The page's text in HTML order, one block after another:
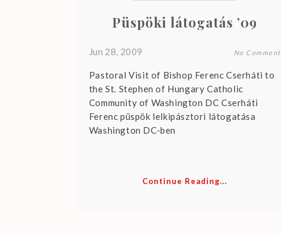
Püspöki látogatás ’09
Jun 28, 2009 No Comment
Pastoral Visit of Bishop Ferenc Cserháti to
the St. Stephen of Hungary Catholic
Community of Washington DC Cserháti
Ferenc püspök lelkipásztori látogatása
Washington DC-ben
Continue Reading...